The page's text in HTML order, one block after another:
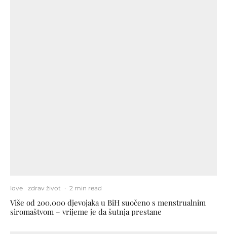
love zdrav život · 2 min read
Više od 200.000 djevojaka u BiH suočeno s menstrualnim
siromaštvom – vrijeme je da šutnja prestane